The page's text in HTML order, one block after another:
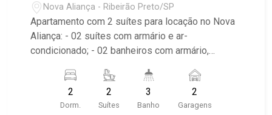
Nova Aliança - Ribeirão Preto/SP
Apartamento com 2 suítes para locação no Nova
Aliança: - 02 suítes com armário e ar-
condicionado; - 02 banheiros com armário,
cobertas de garagem; - Sala dois ambientes; -
Ventilador de teto no imóvel; - Cozinha planejada;
- Varanda gourmet com fechamento em vidro; -
2
Dorm.
2
Suítes
3
Banho
2
Garagens